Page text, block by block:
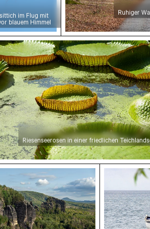
im Flug mit
blauem Himmel
Ruhiger
von Kos in einer friedlichen
Riesenseerosen in einer friedlichen
Felsformationen des